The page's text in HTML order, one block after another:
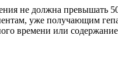
не должна
уже получающим
времени или